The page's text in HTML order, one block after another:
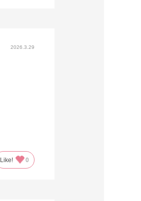
2026.3.29
Like! 0